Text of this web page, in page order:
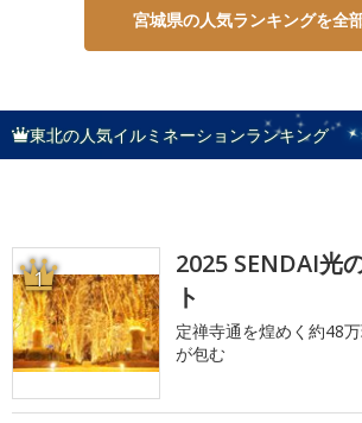
宮城県の人気ランキングを全
東北の人気イルミネーションランキング
1
2025 SENDAI光
ト
定禅寺通を煌めく約48
が包む